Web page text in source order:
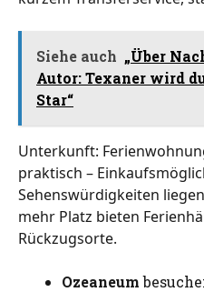
Siehe auch „Über
Autor: Texaner wird
Star“
Unterkunft:
praktisch –
Sehenswürdigkeiten
mehr Platz bieten
Rückzugsorte.
Ozeaneum